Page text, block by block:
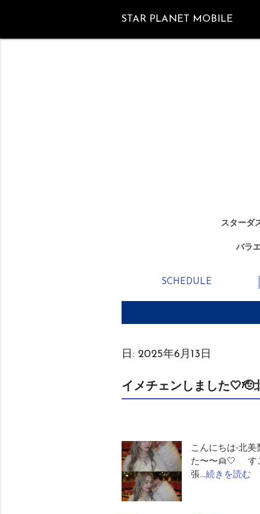
STAR PLANET MOBILE
スターダ
バラ
SCHEDULE
日: 2025年6月13日
イメチェンしました🤍🫡
こんにちは-北
た〜〜👱🤍 す
張…続きを読む